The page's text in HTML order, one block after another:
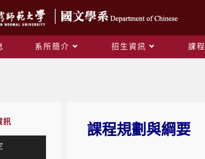
系所簡介 招生資訊 課
訊 課程規劃與綱要